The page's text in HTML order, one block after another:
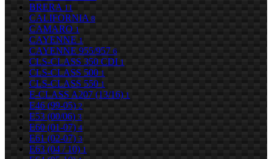
BRERA 11
CALIFORNIA 8
CAMARO 1
CAYENNE 1
CAYENNE 955/957 6
CLS-CLASS 350 CDI 1
CLS-CLASS 500 1
CLS-CLASS 550 1
E-CLASS A207 (13/16) 1
E46 (99-05) 2
E53 (00/06) 3
E60 (01-07) 4
E61 (02-07) 3
E63 (04 / 10) 1